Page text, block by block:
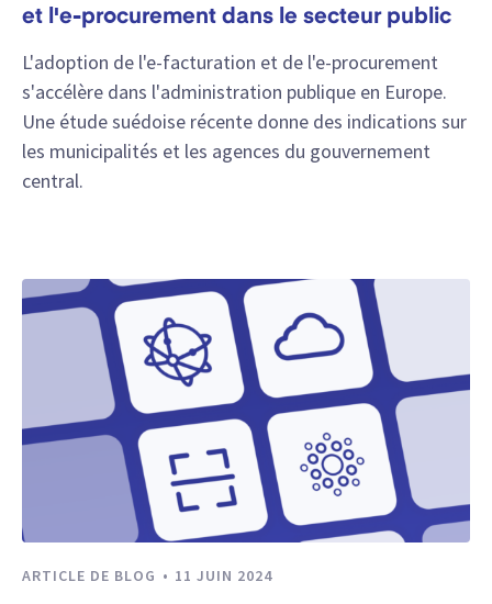
et l'e-procurement dans le secteur public
L'adoption de l'e-facturation et de l'e-procurement
s'accélère dans l'administration publique en Europe.
Une étude suédoise récente donne des indications sur
les municipalités et les agences du gouvernement
central.
ARTICLE DE BLOG 11 JUIN 2024